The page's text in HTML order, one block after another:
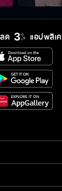
จะมาบอกว่าไม่ผิดอีก
สายลมรีบนำทางไป
ดเรื่องร้าย กับสายฟ้า
ด แอปพลิเ